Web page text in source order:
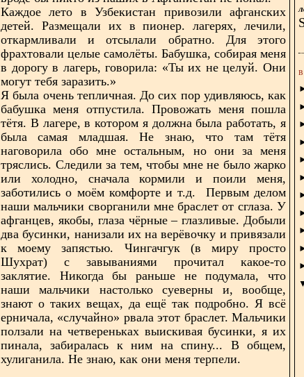
Каждое лето в Узбекистан привозили афганских
детей. Размещали их в пионер. лагерях, лечили,
откармливали иотсылали обратно. Для этого
фрахтовали целые самолёты. Бабушка, собирая меня
в дорогу в лагерь, говорила: «Ты их не целуй. Они
могут тебя заразить.»
Я была очень тепличная. До сих пор удивляюсь, как
бабушкаменя отпустила. Провожать меня пошла
тётя. В лагере, в котором я должна была работать, я
была самая младшая. Не знаю, что там тётя
наговорила обо мне остальным, но они за меня
тряслись. Следили за тем, чтобы мне не было жарко
или холодно, сначала кормили и поили меня,
заботились о моём комфорте и т.д. Первым делом
наши мальчики сворганили мне браслет от сглаза. У
афганцев, якобы, глаза чёрные – глазливые. Добыли
два бусинки, нанизали их на верёвочку и привязали
к моему запястью. Чингачгук (в миру просто
Шухрат) с завываниями прочитал какое-то
заклятие. Никогда бы раньше не подумала, что
наши мальчики настолько суеверны и, вообще,
знают о таких вещах, да ещё так подробно. Я всё
ерничала, «случайно» рвала этот браслет. Мальчики
ползали на четвереньках выискивая бусинки, я их
пинала, забиралась к ним на спину... В общем,
хулиганила. Не знаю, как они меня терпели.